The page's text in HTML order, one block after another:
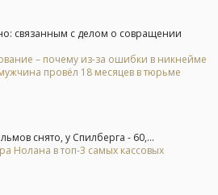
связанным с делом о совращении
– почему из-за ошибки в никнейме
провёл 18 месяцев в тюрьме
снято, у Спилберга - 60,...
Нолана в топ-3 самых кассовых